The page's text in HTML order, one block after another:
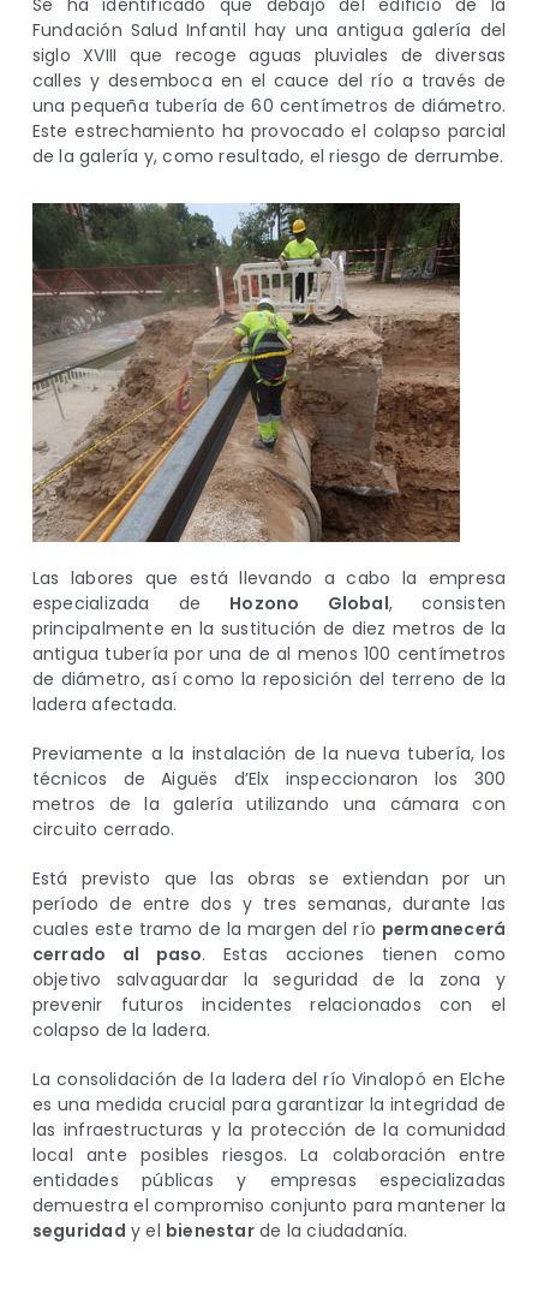
Se ha identificado que debajo del edificio de la
Fundación Salud Infantil hay una antigua galería del
siglo XVIII que recoge aguas pluviales de diversas
calles y desemboca en el cauce del río a través de
una pequeña tubería de 60 centímetros de diámetro.
Este estrechamiento ha provocado el colapso parcial
de la galería y, como resultado, el riesgo de derrumbe.
Las labores que está llevando a cabo la empresa
especializada de Hozono Global, consisten
principalmente en la sustitución de diez metros de la
antigua tubería por una de al menos 100 centímetros
de diámetro, así como la reposición del terreno de la
ladera afectada.
Previamente a la instalación de la nueva tubería, los
técnicos de Aiguës d’Elx inspeccionaron los 300
metros de la galería utilizando una cámara con
circuito cerrado.
Está previsto que las obras se extiendan por un
período de entre dos y tres semanas, durante las
cuales este tramo de la margen del río permanecerá
cerrado al paso. Estas acciones tienen como
objetivo salvaguardar la seguridad de la zona y
prevenir futuros incidentes relacionados con el
colapso de la ladera.
La consolidación de la ladera del río Vinalopó en Elche
es una medida crucial para garantizar la integridad de
las infraestructuras y la protección de la comunidad
local ante posibles riesgos. La colaboración entre
entidades públicas y empresas especializadas
demuestra el compromiso conjunto para mantener la
seguridad y el bienestarde la ciudadanía.